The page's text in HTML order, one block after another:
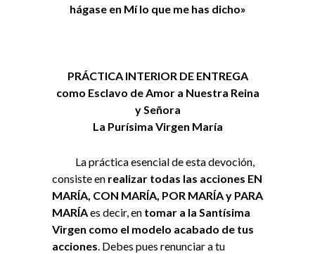
hágase en Mí lo que me has dicho»
PRÁCTICA INTERIOR DE ENTREGA
como Esclavo de Amor a Nuestra Reina
y Señora
La Purísima Virgen María
La práctica esencial de esta devoción,
consiste en realizar todas las acciones EN
MARÍA, CON MARÍA, POR MARÍA y PARA
MARÍAes decir, en tomar a la Santísima
Virgen como el modelo acabado de tus
acciones. Debes pues renunciar a tu